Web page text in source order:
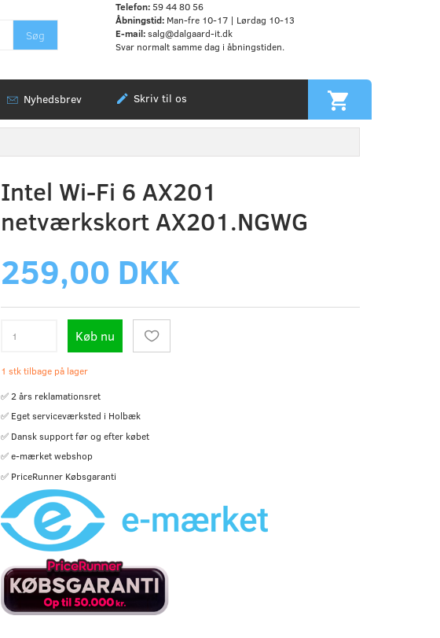
Søg
Telefon: 59 44 80 56
Åbningstid:Man-fre 10-17 | Lørdag 10-13
E-mail: salg@dalgaard-it.dk
Svar normalt samme dag i åbningstiden.
Nyhedsbrev Skriv til os
Intel Wi-Fi 6 AX201
netværkskort AX201.NGWG
259,00 DKK
Køb nu
1 stk tilbage på lager
✅ 2 års reklamationsret
✅ Eget serviceværksted i Holbæk
✅ Dansk support før og efter købet
✅ e-mærket webshop
✅ PriceRunner Købsgaranti